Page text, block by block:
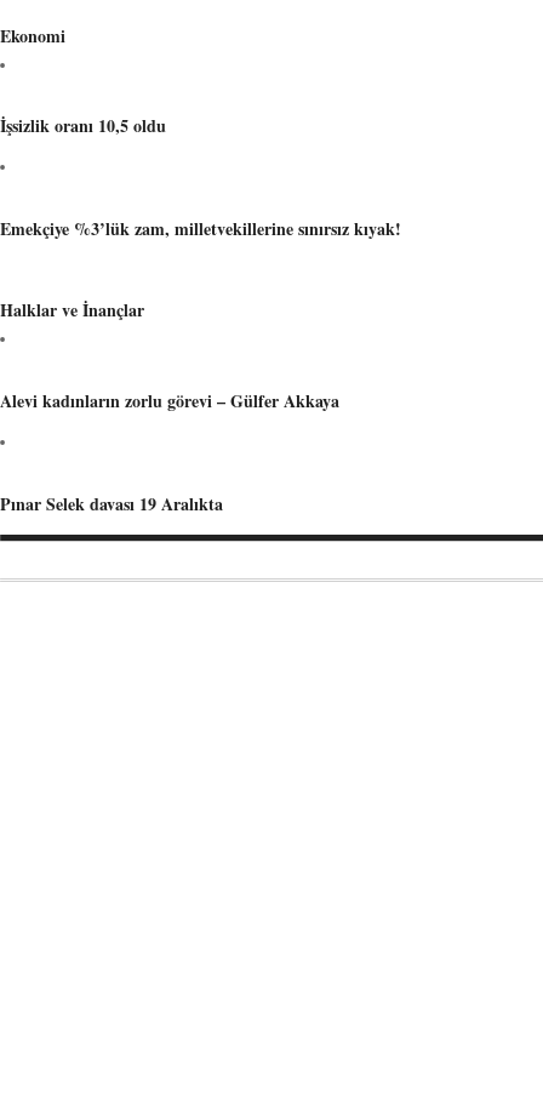
Ekonomi
İşsizlik oranı 10,5 oldu
Emekçiye %3’lük zam, milletvekillerine sınırsız kıyak!
Halklar ve İnançlar
Alevi kadınların zorlu görevi – Gülfer Akkaya
Pınar Selek davası 19 Aralıkta